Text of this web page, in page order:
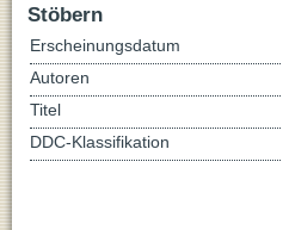
Stöbern
Erscheinungsdatum
Autoren
Titel
DDC-Klassifikation